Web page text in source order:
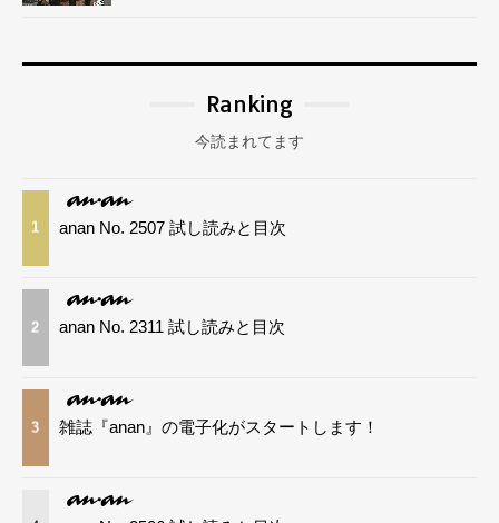
Ranking
今読まれてます
1 anan No. 2507 試し読みと目次
2 anan No. 2311 試し読みと目次
3 雑誌『anan』の電子化がスタートします！